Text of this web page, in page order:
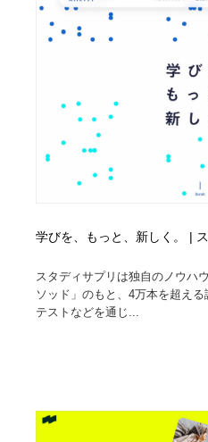
学びを、もっと、新しく。 |
スタディサプリは独自のノウハ
ソッド」のもと、4万本を超え
テストなどを通じ...